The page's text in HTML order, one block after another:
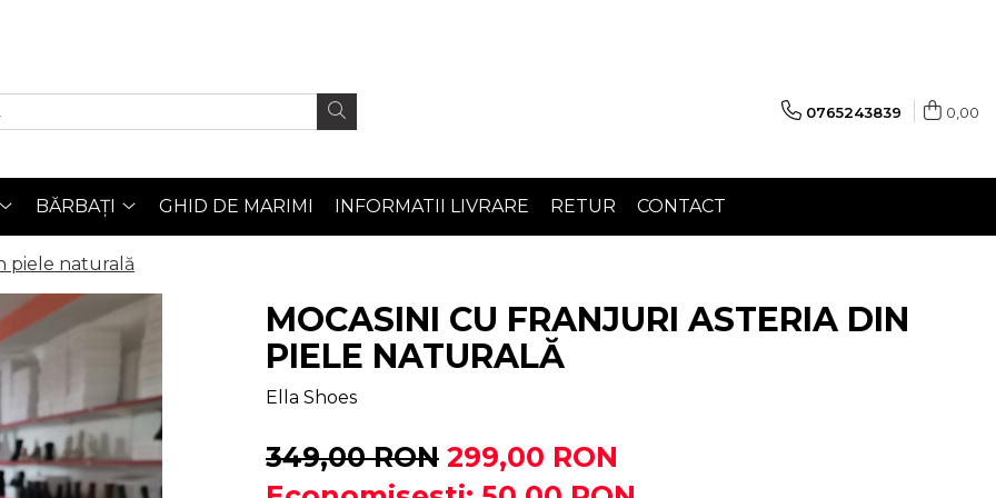
0765243839 0,00
BĂRBAȚI GHID DE MARIMI INFORMATII LIVRARE RETUR CONTACT
piele naturală
MOCASINI CU FRANJURI ASTERIA DIN
PIELE NATURALĂ
Ella Shoes
349,00 RON 299,00 RON